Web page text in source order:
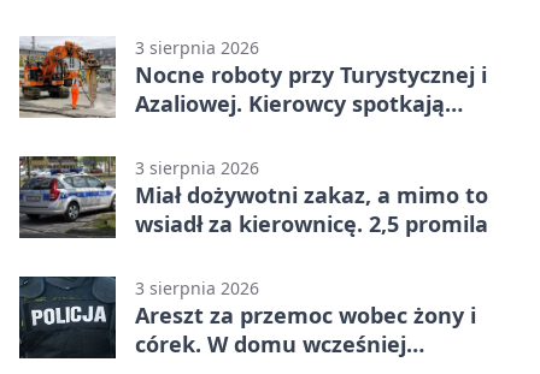
3 sierpnia 2026
Nocne roboty przy Turystycznej i
Azaliowej. Kierowcy spotkają
3 sierpnia 2026
Miał dożywotni zakaz, a mimo to
wsiadł za kierownicę. 2,5 promila
3 sierpnia 2026
Areszt za przemoc wobec żony i
córek. W domu wcześniej